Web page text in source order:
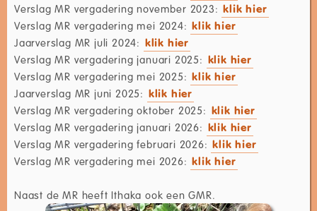
Verslag MR vergadering november 2023: klik hier
Verslag MR vergadering mei 2024: klik hier
Jaarverslag MR juli 2024: klik hier
Verslag MR vergadering januari 2025: klik hier
Verslag MR vergadering mei 2025: klik hier
Jaarverslag MR juni 2025: klik hier
Verslag MR vergadering oktober 2025: klik hier
Verslag MR vergadering januari 2026: klik hier
Verslag MR vergadering februari 2026: klik hier
Verslag MR vergadering mei 2026: klik hier
Naast de MR heeft Ithaka ook een GMR.